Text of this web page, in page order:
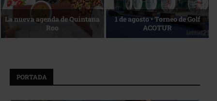
Reconocimiento de viajeros La esencia del servicio
PORTADA